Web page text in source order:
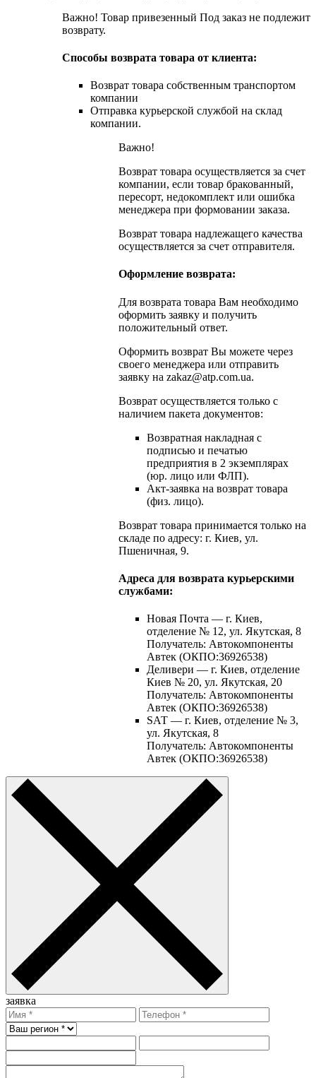
Важно! Товар привезенный Под заказ не подлежит
возврату.
Способы возврата товара от клиента:
Возврат товара собственным транспортом
компании
Отправка курьерской службой на склад
компании.
Важно!
Возврат товара осуществляется за счет
компании, если товар бракованный,
пересорт, недокомплект или ошибка
менеджера при формовании заказа.
Возврат товара надлежащего качества
осуществляется за счет отправителя.
Оформление возврата:
Для возврата товара Вам необходимо
оформить заявку и получить
положительный ответ.
Оформить возврат Вы можете через
своего менеджера или отправить
заявку на zakaz@atp.com.ua.
Возврат осуществляется только с
наличием пакета документов:
Возвратная накладная с
подписью и печатью
предприятия в 2 экземплярах
(юр. лицо или ФЛП).
Акт-заявка на возврат товара
(физ. лицо).
Возврат товара принимается только на
складе по адресу: г. Киев, ул.
Пшеничная, 9.
Адреса для возврата курьерскими
службами:
Новая Почта — г. Киев,
отделение № 12, ул. Якутская, 8
Получатель: Автокомпоненты
Автек (ОКПО:36926538)
Деливери — г. Киев, отделение
Киев № 20, ул. Якутская, 20
Получатель: Автокомпоненты
Автек (ОКПО:36926538)
SАТ — г. Киев, отделение № 3,
ул. Якутская, 8
Получатель: Автокомпоненты
Автек (ОКПО:36926538)
заявка